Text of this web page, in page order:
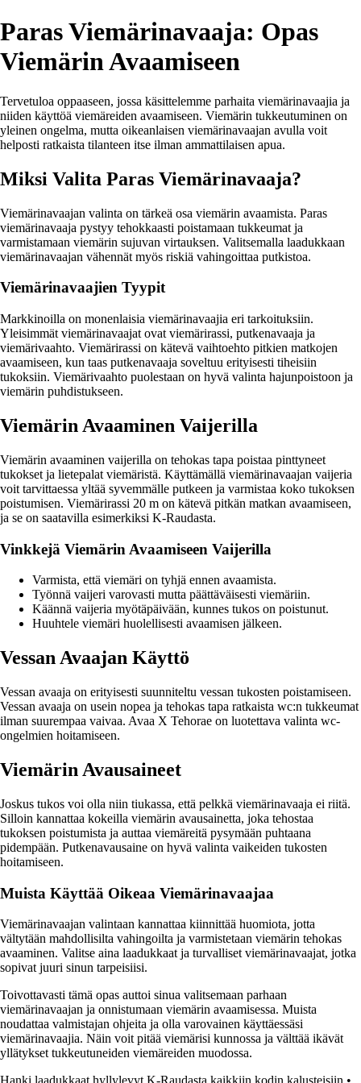
Paras Viemärinavaaja: Opas
Viemärin Avaamiseen
Tervetuloa oppaaseen, jossa käsittelemme parhaita viemärinavaajia ja
niiden käyttöä viemäreiden avaamiseen. Viemärin tukkeutuminen on
yleinen ongelma, mutta oikeanlaisen viemärinavaajan avulla voit
helposti ratkaista tilanteen itse ilman ammattilaisen apua.
Miksi Valita Paras Viemärinavaaja?
Viemärinavaajan valinta on tärkeä osa viemärin avaamista. Paras
viemärinavaaja pystyy tehokkaasti poistamaan tukkeumat ja
varmistamaan viemärin sujuvan virtauksen. Valitsemalla laadukkaan
viemärinavaajan vähennät myös riskiä vahingoittaa putkistoa.
Viemärinavaajien Tyypit
Markkinoilla on monenlaisia viemärinavaajia eri tarkoituksiin.
Yleisimmät viemärinavaajat ovat viemärirassi, putkenavaaja ja
viemärivaahto. Viemärirassi on kätevä vaihtoehto pitkien matkojen
avaamiseen, kun taas putkenavaaja soveltuu erityisesti tiheisiin
tukoksiin. Viemärivaahto puolestaan on hyvä valinta hajunpoistoon ja
viemärin puhdistukseen.
Viemärin Avaaminen Vaijerilla
Viemärin avaaminen vaijerilla on tehokas tapa poistaa pinttyneet
tukokset ja lietepalat viemäristä. Käyttämällä viemärinavaajan vaijeria
voit tarvittaessa yltää syvemmälle putkeen ja varmistaa koko tukoksen
poistumisen. Viemärirassi 20 m on kätevä pitkän matkan avaamiseen,
ja se on saatavilla esimerkiksi K-Raudasta.
Vinkkejä Viemärin Avaamiseen Vaijerilla
Varmista, että viemäri on tyhjä ennen avaamista.
Työnnä vaijeri varovasti mutta päättäväisesti viemäriin.
Käännä vaijeria myötäpäivään, kunnes tukos on poistunut.
Huuhtele viemäri huolellisesti avaamisen jälkeen.
Vessan Avaajan Käyttö
Vessan avaaja on erityisesti suunniteltu vessan tukosten poistamiseen.
Vessan avaaja on usein nopea ja tehokas tapa ratkaista wc:n tukkeumat
ilman suurempaa vaivaa. Avaa X Tehorae on luotettava valinta wc-
ongelmien hoitamiseen.
Viemärin Avausaineet
Joskus tukos voi olla niin tiukassa, että pelkkä viemärinavaaja ei riitä.
Silloin kannattaa kokeilla viemärin avausainetta, joka tehostaa
tukoksen poistumista ja auttaa viemäreitä pysymään puhtaana
pidempään. Putkenavausaine on hyvä valinta vaikeiden tukosten
hoitamiseen.
Muista Käyttää Oikeaa Viemärinavaajaa
Viemärinavaajan valintaan kannattaa kiinnittää huomiota, jotta
vältytään mahdollisilta vahingoilta ja varmistetaan viemärin tehokas
avaaminen. Valitse aina laadukkaat ja turvalliset viemärinavaajat, jotka
sopivat juuri sinun tarpeisiisi.
Toivottavasti tämä opas auttoi sinua valitsemaan parhaan
viemärinavaajan ja onnistumaan viemärin avaamisessa. Muista
noudattaa valmistajan ohjeita ja olla varovainen käyttäessäsi
viemärinavaajia. Näin voit pitää viemärisi kunnossa ja välttää ikävät
yllätykset tukkeutuneiden viemäreiden muodossa.